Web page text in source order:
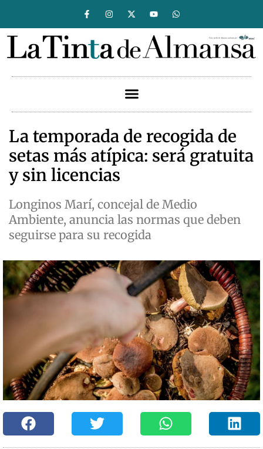
La temporada de recogida de
setas más atípica: será gratuita
y sin licencias
Longinos Marí, concejal de Medio
Ambiente, anuncia las normas que deben
seguirse para su recogida